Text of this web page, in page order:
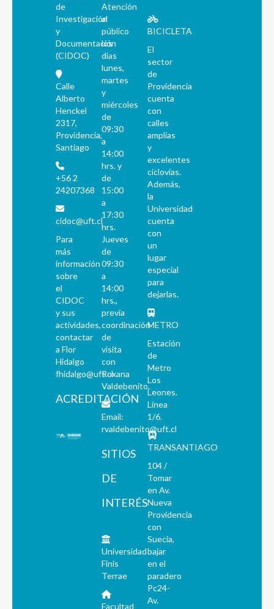
de
Investigación
y
Documentación
(CIDOC)
Calle
Alberto
Henckel
2317,
Providencia,
Santiago
+56 2
24207368
cidoc@uft.cl
Para
más
información
sobre
el
CIDOC
y sus
actividades,
contactar
a Flor
Hidalgo
fhidalgo@uft.cl
ACREDITACIÓN
Atención
al
público
los
días
lunes,
martes
y
miércoles
de
09:30
a
14:00
hrs. y
de
15:00
a
17:30
hrs.
Jueves
de
09:30
a
14:00
hrs.,
previa
coordinación
de
visita
con
Roxana
Valdebenito.
Email:
rvaldebenito@uft.cl
SITIOS
DE
INTERÉS
Universidad
Finis
Terrae
Facultad
BICICLETA
El
sector
de
Providencia
cuenta
con
calles
amplias
y
excelentes
ciclovías.
Además,
la
Universidad
cuenta
con
un
lugar
especial
para
dejarlas.
METRO
Estación
de
Metro
Los
Leones.
Línea
1/6.
TRANSANTIAGO
104 /
Tomar
en Av.
Nueva
Providencia
con
Suecia,
bajar
en el
paradero
Pc24-
Av.